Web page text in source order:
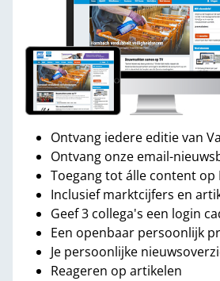
Ontvang iedere editie van
Ontvang onze email-
Toegang tot álle content op
Inclusief marktcijfers en
Geef 3 collega's een login
Een openbaar persoonlijk
Je persoonlijke
Reageren op artikelen